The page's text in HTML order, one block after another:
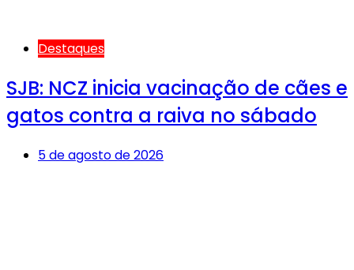
Destaques
SJB: NCZ inicia vacinação de cães e
gatos contra a raiva no sábado
5 de agosto de 2026